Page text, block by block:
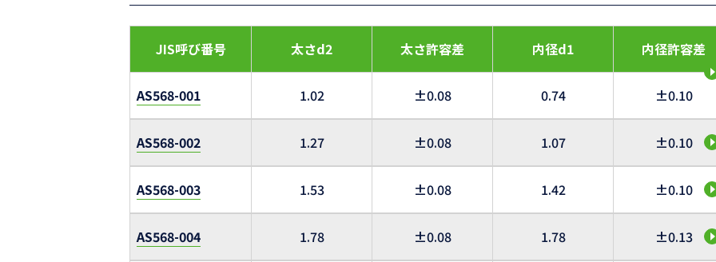
JIS呼び番号 太さd2 太さ許容差 内径d1 内径許容差
AS568-001 1.02 ±0.08 0.74 ±0.10
AS568-002 1.27 ±0.08 1.07 ±0.10
AS568-003 1.53 ±0.08 1.42 ±0.10
AS568-004 1.78 ±0.08 1.78 ±0.13